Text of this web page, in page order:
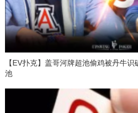
【EV扑克】盖哥河牌超池偷鸡被丹牛
池